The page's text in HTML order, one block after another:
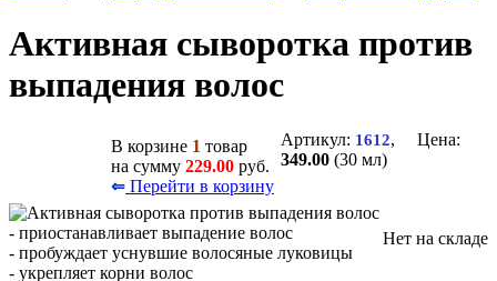
Активная сыворотка против
выпадения волос
В корзине 1 товар
на сумму 229.00 руб.
⇐ Перейти в корзину
Артикул: 1612, Цена:
349.00 (30 мл)
Нет на складе
- приостанавливает выпадение волос
- пробуждает уснувшие волосяные луковицы
- укрепляет корни волос